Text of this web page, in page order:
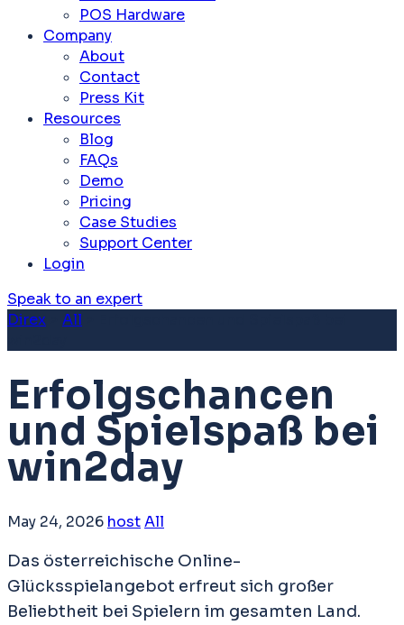
POS Hardware
Company
About
Contact
Press Kit
Resources
Blog
FAQs
Demo
Pricing
Case Studies
Support Center
Login
Speak to an expert
Direx
All
Erfolgschancen
und Spielspaß bei
win2day
May 24, 2026 hostAll
Das österreichische Online-
Glücksspielangebot erfreut sich großer
Beliebtheit bei Spielern im gesamten Land.